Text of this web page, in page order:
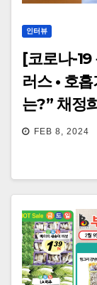
인터뷰
[코로나-19
러스 • 호
는?” 채정
FEB 8, 2024